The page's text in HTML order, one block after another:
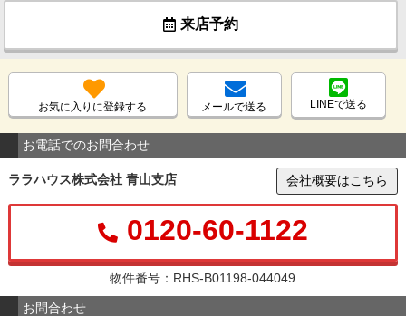
来店予約
お気に入りに登録する メールで送る LINEで送る
お電話でのお問合わせ
ララハウス株式会社 青山支店 会社概要はこちら
0120-60-1122
物件番号：RHS-B01198-044049
お問合わせ